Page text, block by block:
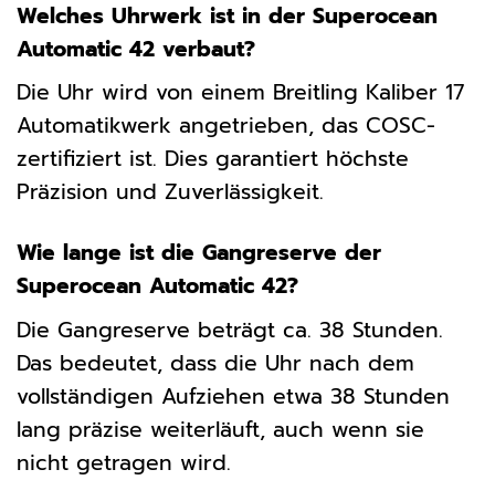
Welches Uhrwerk ist in der Superocean
Automatic 42 verbaut?
Die Uhr wird von einem Breitling Kaliber 17
Automatikwerk angetrieben, das COSC-
zertifiziert ist. Dies garantiert höchste
Präzision und Zuverlässigkeit.
Wie lange ist die Gangreserve der
Superocean Automatic 42?
Die Gangreserve beträgt ca. 38 Stunden.
Das bedeutet, dass die Uhr nach dem
vollständigen Aufziehen etwa 38 Stunden
lang präzise weiterläuft, auch wenn sie
nicht getragen wird.